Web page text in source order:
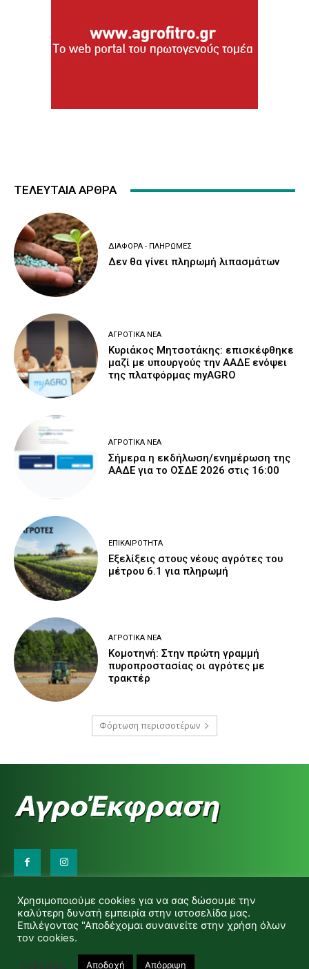
ΤΕΛΕΥΤΑΙΑ ΑΡΘΡΑ
ΔΙΆΦΟΡΑ - ΠΛΗΡΩΜΈΣ
Δεν θα γίνει πληρωμή λιπασμάτων
ΑΓΡΟΤΙΚΆ ΝΈΑ
Κυριάκος Μητσοτάκης: επισκέφθηκε
μαζί με υπουργούς την ΑΑΔΕ ενόψει
της πλατφόρμας myAGRO
ΑΓΡΟΤΙΚΆ ΝΈΑ
Σήμερα η εκδήλωση/ενημέρωση της
ΑΑΔΕ για το ΟΣΔΕ 2026 στις 16:00
ΕΠΙΚΑΙΡΌΤΗΤΑ
Εξελίξεις στους νέους αγρότες του
μέτρου 6.1 για πληρωμή
ΑΓΡΟΤΙΚΆ ΝΈΑ
Κομοτηνή: Στην πρώτη γραμμή
πυροπροστασίας οι αγρότες με
τρακτέρ
Φόρτωση περισσοτέρων
Επικοινωνήστε μαζί μας:
d.makas@yahoo.gr
info@agrofitro.gr
Μακάς Ντίνος
Χρησιμοποιούμε cookies για να σας δώσουμε την
καλύτερη δυνατή εμπειρία στην ιστοσελίδα μας.
Επιλέγοντας "Αποδέχομαι συναινείτε στην χρήση όλων
τον cookies.
Ρυθμίσεις Αποδοχή Απόρριψη